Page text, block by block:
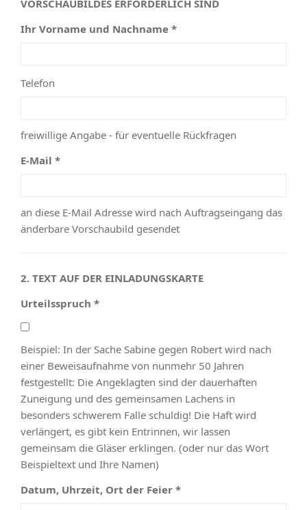
VORSCHAUBILDES ERFORDERLICH SIND
Ihr Vorname und Nachname *
Telefon
freiwillige Angabe - für eventuelle Rückfragen
E-Mail *
an diese E-Mail Adresse wird nach Auftragseingang das
änderbare Vorschaubild gesendet
2. TEXT AUF DER EINLADUNGSKARTE
Urteilsspruch *
Beispiel: In der Sache Sabine gegen Robert wird nach
einer Beweisaufnahme von nunmehr 50 Jahren
festgestellt: Die Angeklagten sind der dauerhaften
Zuneigung und des gemeinsamen Lachens in
besonders schwerem Falle schuldig! Die Haft wird
verlängert, es gibt kein Entrinnen, wir lassen
gemeinsam die Gläser erklingen. (oder nur das Wort
Beispieltext und Ihre Namen)
Datum, Uhrzeit, Ort der Feier *